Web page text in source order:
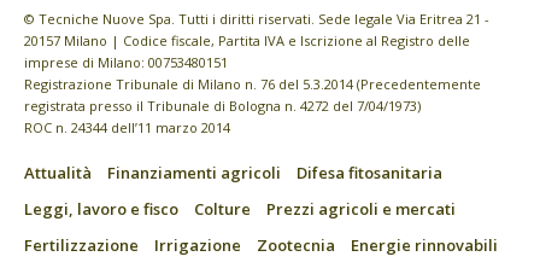
© Tecniche Nuove Spa. Tutti i diritti riservati. Sede legale Via Eritrea 21 -
20157 Milano | Codice fiscale, Partita IVA e Iscrizione al Registro delle
imprese di Milano: 00753480151
Registrazione Tribunale di Milano n. 76 del 5.3.2014 (Precedentemente
registrata presso il Tribunale di Bologna n. 4272 del 7/04/1973)
ROC n. 24344 dell’11 marzo 2014
Attualità Finanziamenti agricoli
Difesa fitosanitaria
Leggi, lavoro e fisco
Colture
Prezzi agricoli e mercati
Fertilizzazione
Irrigazione Zootecnia
Energie rinnovabili